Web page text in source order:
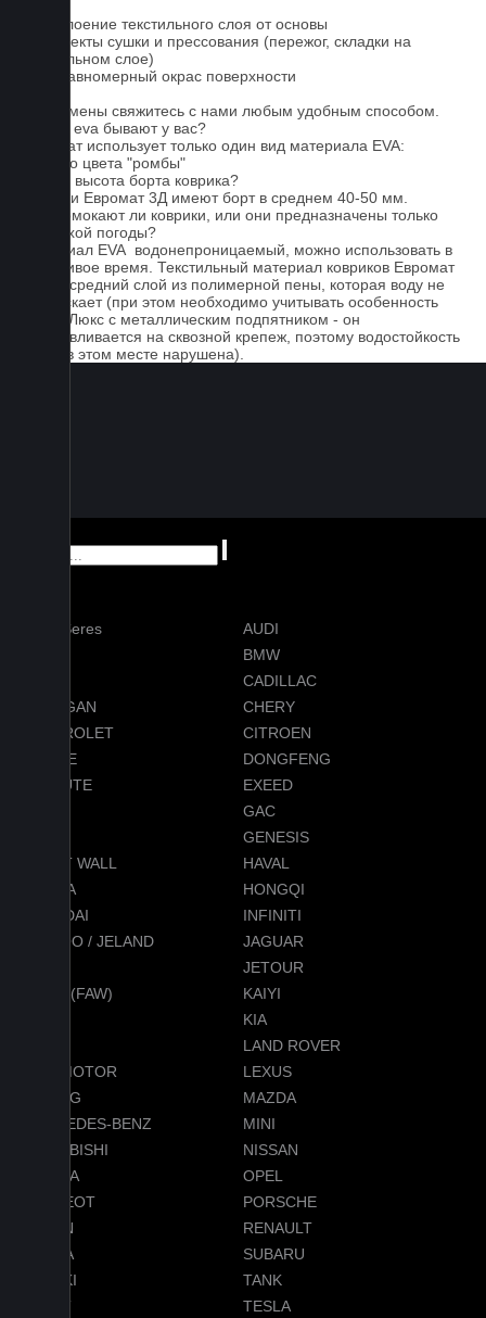
1. Отслоение текстильного слоя от основы
2. Дефекты сушки и прессования (пережог, складки на
текстильном слое)
3. Неравномерный окрас поверхности
Для замены свяжитесь с нами любым удобным способом.
Серые eva бывают у вас?
Евромат использует только один вид материала EVA:
черного цвета "ромбы"
Какова высота борта коврика?
Коврики Евромат 3Д имеют борт в среднем 40-50 мм.
Не промокают ли коврики, или они предназначены только
для сухой погоды?
Материал EVA водонепроницаемый, можно использовать в
дождливое время. Текстильный материал ковриков Евромат
имеет средний слой из полимерной пены, которая воду не
пропускает (при этом необходимо учитывать особенность
серии Люкс с металлическим подпятником - он
устанавливается на сквозной крепеж, поэтому водостойкость
ковра в этом месте нарушена).
AITO Seres
AUDI
BMW
CADILLAC
CHANGAN
CHERY
CHEVROLET
CITROEN
DODGE
DONGFENG
EVOLUTE
EXEED
GAC
GENESIS
GREAT WALL
HAVAL
HONDA
HONGQI
HYUNDAI
INFINITI
JAECOO / JELAND
JAGUAR
JETOUR
JETTA (FAW)
KAIYI
KIA
LAND ROVER
LEAPMOTOR
LEXUS
LIXIANG
MAZDA
MERCEDES-BENZ
MINI
MITSUBISHI
NISSAN
OMODA
OPEL
PEUGEOT
PORSCHE
RAVON
RENAULT
SKODA
SUBARU
SUZUKI
TANK
TENET
TESLA